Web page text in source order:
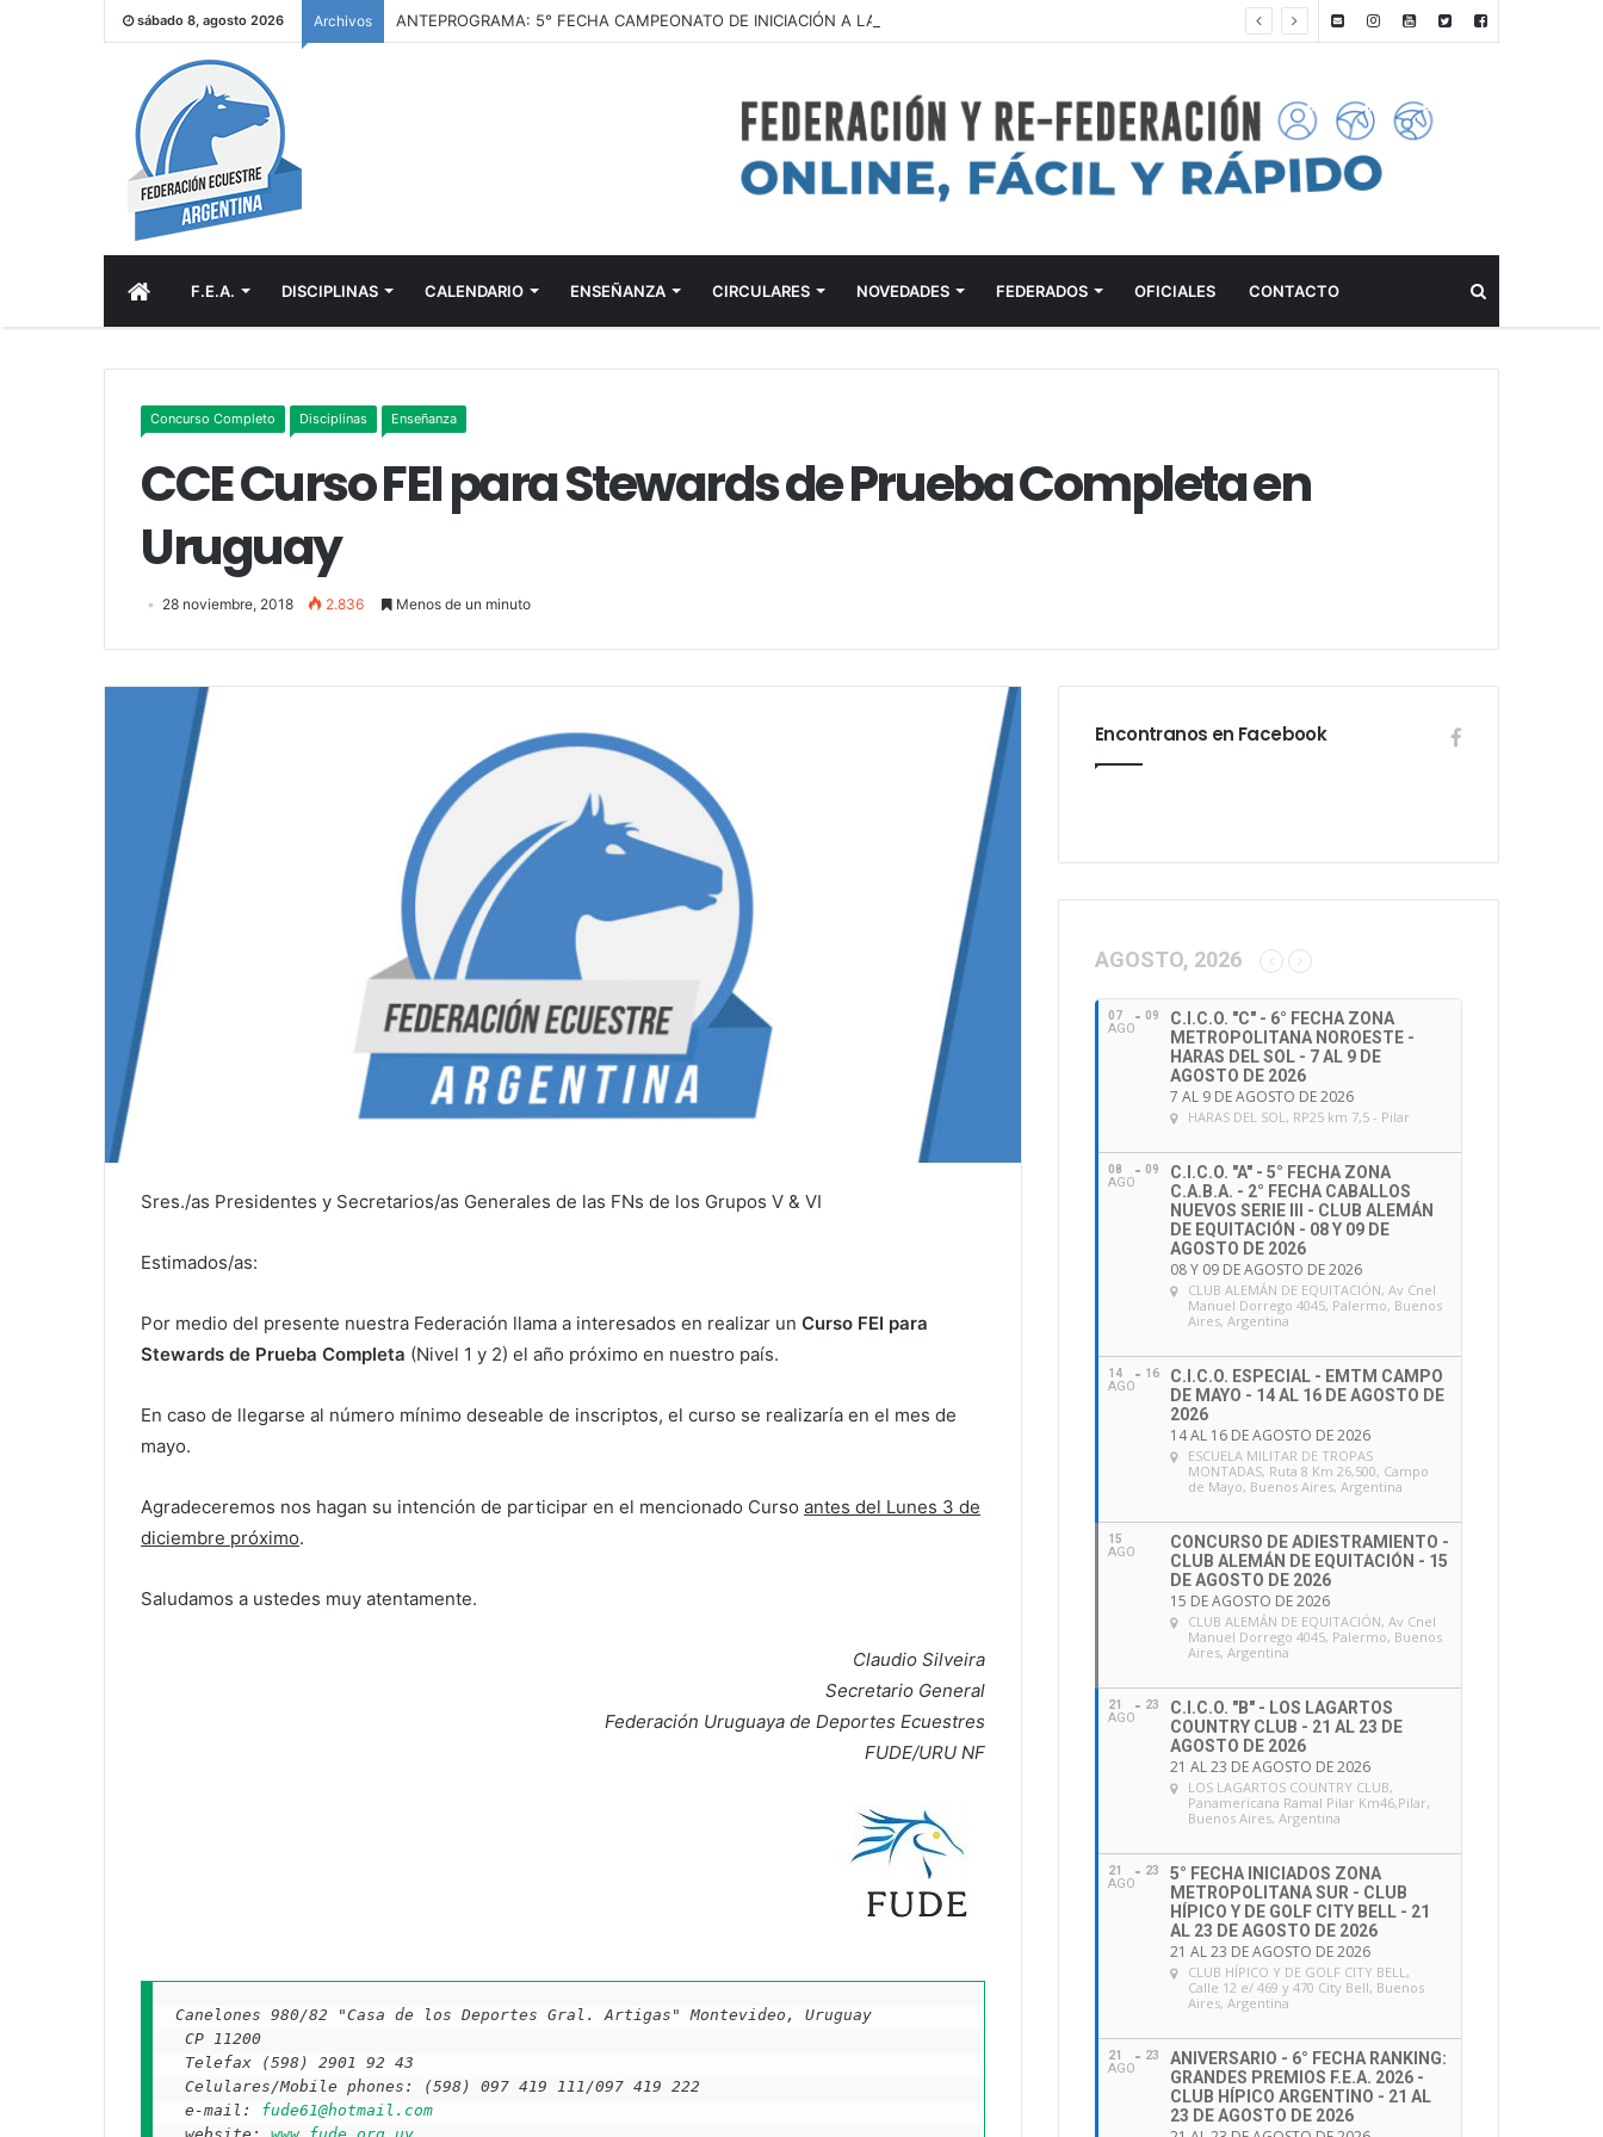
sábado 8, agosto 2026 Archivos
INICIOF.E.A. DISCIPLINAS CALENDARIO ENSEÑANZA CIRCULARES NOVEDADES FEDERADOS OFICIALES CONTACTO
Concurso Completo Disciplinas Enseñanza
CCE Curso FEI para Stewards de Prueba Completa en
Uruguay
28 noviembre, 2018 2.836 Menos de un minuto
Sres./as Presidentes y Secretarios/as Generales de las FNs de los Grupos V & VI
Estimados/as:
Por medio del presente nuestra Federación llama a interesados en realizar un Curso FEI para
Stewards de Prueba Completa (Nivel 1 y 2) el año próximo en nuestro país.
En caso de llegarse al número mínimo deseable de inscriptos, el curso se realizaría en el mes de
mayo.
Agradeceremos nos hagan su intención de participar en el mencionado Curso antes del Lunes 3 de
diciembre próximo.
Saludamos a ustedes muy atentamente.
Claudio Silveira
Secretario General
Federación Uruguaya de Deportes Ecuestres
FUDE/URU NF
Canelones 980/82 "Casa de los Deportes Gral. Artigas" Montevideo, Uruguay
CP 11200
Telefax (598) 2901 92 43
Celulares/Mobile phones: (598) 097 419 111/097 419 222
e-mail: fude61@hotmail.com
Encontranos en Facebook
AGOSTO, 2026
07
AGO
09
C.I.C.O. "C" - 6° FECHA ZONA
METROPOLITANA NOROESTE -
HARAS DEL SOL - 7 AL 9 DE
AGOSTO DE 2026
7 AL 9 DE AGOSTO DE 2026
HARAS DEL SOL, RP25 km 7,5 - Pilar
08
AGO
09
C.I.C.O. "A" - 5° FECHA ZONA
C.A.B.A. - 2° FECHA CABALLOS
NUEVOS SERIE III - CLUB ALEMÁN
DE EQUITACIÓN - 08 Y 09 DE
AGOSTO DE 2026
08 Y 09 DE AGOSTO DE 2026
CLUB ALEMÁN DE EQUITACIÓN, Av Cnel
Manuel Dorrego 4045, Palermo, Buenos
Aires, Argentina
14
AGO
16
C.I.C.O. ESPECIAL - EMTM CAMPO
DE MAYO - 14 AL 16 DE AGOSTO DE
2026
14 AL 16 DE AGOSTO DE 2026
ESCUELA MILITAR DE TROPAS
MONTADAS, Ruta 8 Km 26,500, Campo
de Mayo, Buenos Aires, Argentina
15
AGO
CONCURSO DE ADIESTRAMIENTO -
CLUB ALEMÁN DE EQUITACIÓN - 15
DE AGOSTO DE 2026
15 DE AGOSTO DE 2026
CLUB ALEMÁN DE EQUITACIÓN, Av Cnel
Manuel Dorrego 4045, Palermo, Buenos
Aires, Argentina
21
AGO
23
C.I.C.O. "B" - LOS LAGARTOS
COUNTRY CLUB - 21 AL 23 DE
AGOSTO DE 2026
21 AL 23 DE AGOSTO DE 2026
LOS LAGARTOS COUNTRY CLUB,
Panamericana Ramal Pilar Km46,Pilar,
Buenos Aires, Argentina
21
AGO
23
5° FECHA INICIADOS ZONA
METROPOLITANA SUR - CLUB
HÍPICO Y DE GOLF CITY BELL - 21
AL 23 DE AGOSTO DE 2026
21 AL 23 DE AGOSTO DE 2026
CLUB HÍPICO Y DE GOLF CITY BELL,
Calle 12 e/ 469 y 470 City Bell, Buenos
Aires, Argentina
21
AGO
23
ANIVERSARIO - 6° FECHA RANKING:
GRANDES PREMIOS F.E.A. 2026 -
CLUB HÍPICO ARGENTINO - 21 AL
23 DE AGOSTO DE 2026